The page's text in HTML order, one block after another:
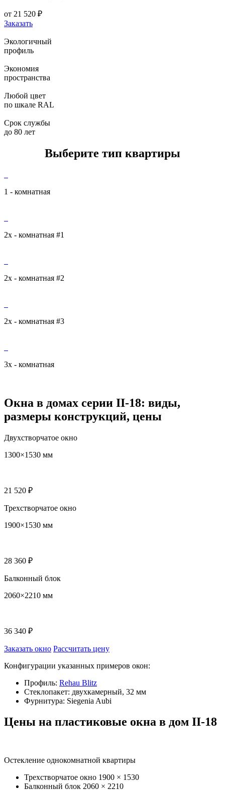
от 21 520 ₽
Заказать
Экологичный
профиль
Экономия
пространства
Любой цвет
по шкале RAL
Срок службы
до 80 лет
Выберите тип квартиры
1 - комнатная
2х - комнатная #1
2х - комнатная #2
2х - комнатная #3
3х - комнатная
Окна в домах серии II-18: виды,
размеры конструкций, цены
Двухстворчатое окно
1300×1530 мм
21 520 ₽
Трехстворчатое окно
1900×1530 мм
28 360 ₽
Балконный блок
2060×2210 мм
36 340 ₽
Заказать окно Рассчитать цену
Конфигурации указанных примеров окон:
Профиль: Rehau Blitz
Стеклопакет: двухкамерный, 32 мм
Фурнитура: Siegenia Aubi
Цены на пластиковые окна в дом II-18
Остекление однокомнатной квартиры
Трехстворчатое окно 1900 × 1530
Балконный блок 2060 × 2210